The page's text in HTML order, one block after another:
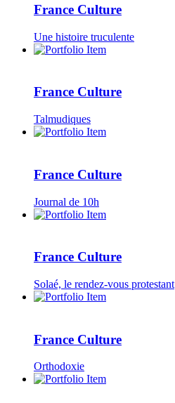
France Culture
Une histoire truculente
France Culture
Talmudiques
France Culture
Journal de 10h
France Culture
Solaé, le rendez-vous protestant
France Culture
Orthodoxie